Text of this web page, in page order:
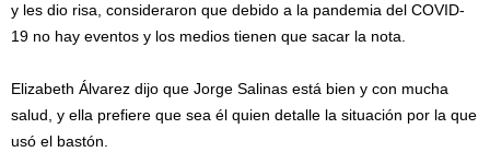
y les dio risa, consideraron que debido a la pandemia del COVID-
19 no hay eventos y los medios tienen que sacar la nota.
Elizabeth Álvarez dijo que Jorge Salinas está bien y con mucha
salud, y ella prefiere que sea él quien detalle la situación por la que
usó el bastón.